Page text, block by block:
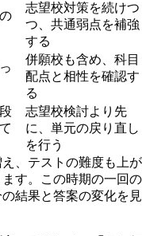
志望校対策を続けつ
つ、共通弱点を補強
する
併願校も含め、科目
配点と相性を確認す
る
志望校検討より先
に、単元の戻り直し
を行う
、テストの難度も上が
す。この時期の一回の
結果と答案の変化を見